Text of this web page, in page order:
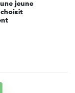
jeune